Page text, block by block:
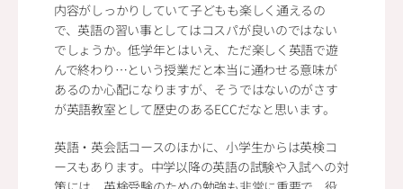
内容がしっかりしていて子どもも楽しく通えるの
で、英語の習い事としてはコスパが良いのではない
でしょうか。低学年とはいえ、ただ楽しく英語で遊
んで終わり…という授業だと本当に通わせる意味が
あるのか心配になりますが、そうではないのがさす
が英語教室として歴史のあるECCだなと思います。
英語・英会話コースのほかに、小学生からは英検コ
ースもあります。中学以降の英語の試験や入試への対